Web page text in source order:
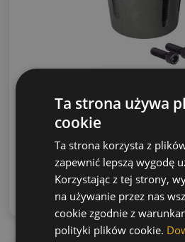
Tuleja Taper Lock 4545/70
zł (netto)
390.84zł (brutto)
Dowiedz się więcej
Ta strona używa
cookie
Ta strona korzysta z
zapewnić lepszą wygodę
Korzystając z tej strony,
na używanie przez nas
cookie zgodnie z
polityki plików cookie.